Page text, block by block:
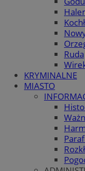
Ruda
KRYMINALNE
MIASTO